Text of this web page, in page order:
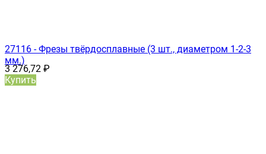
27116 - Фрезы твёрдосплавные (3 шт., диаметром 1-2-3
мм.)
3 276,72 ₽
Купить